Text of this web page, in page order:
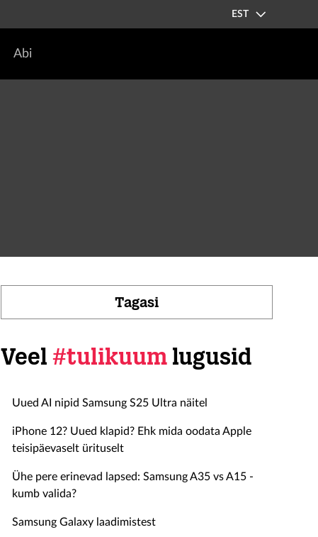
EST
Abi
Tagasi
Veel #tulikuum lugusid
Uued AI nipid Samsung S25 Ultra näitel
iPhone 12? Uued klapid? Ehk mida oodata Apple
teisipäevaselt ürituselt
Ühe pere erinevad lapsed: Samsung A35 vs A15 -
kumb valida?
Samsung Galaxy laadimistest